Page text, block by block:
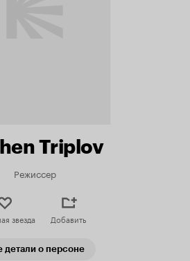
Triplov
Режиссер
звезда Добавить
детали о персоне